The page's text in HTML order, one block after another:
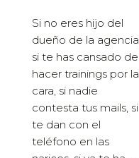
Si no eres hijo del
dueño de la agencia,
si te has cansado de
hacer trainings por la
cara, si nadie
contesta tus mails, si
te dan con el
teléfono en las